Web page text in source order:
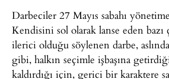
Darbeciler 27 Mayıs sabahı
Kendisini sol olarak lanse eden bazı
ilerici olduğu söylenen darbe,
gibi, halkın seçimle işbaşına
kaldırdığı için, gerici bir karaktere